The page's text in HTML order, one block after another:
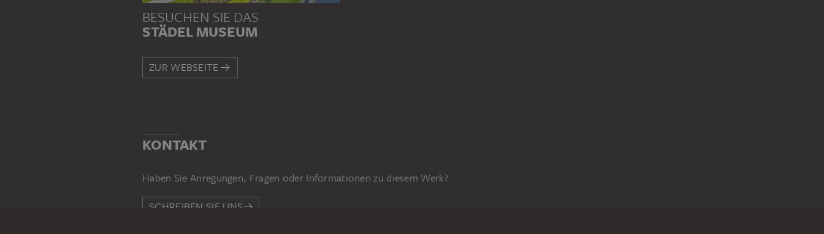
BESUCHEN SIE DAS
STÄDEL MUSEUM
ZUR WEBSEITE
KONTAKT
Haben Sie Anregungen, Fragen oder Informationen zu diesem Werk?
SCHREIBEN SIE UNS